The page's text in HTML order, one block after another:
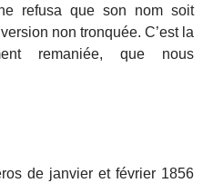
refusa que son nom soit
non tronquée. C’est la
remaniée, que nous
de janvier et février 1856